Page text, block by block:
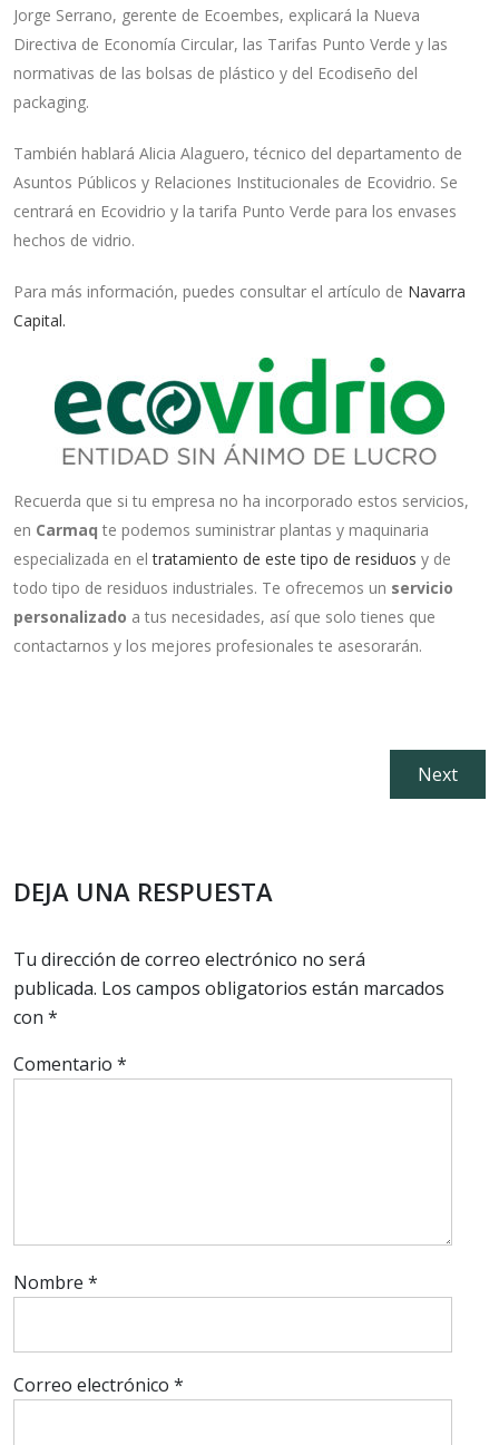
Jorge Serrano, gerente de Ecoembes, explicará la Nueva
Directiva de Economía Circular, las Tarifas Punto Verde y las
normativas de las bolsas de plástico y del Ecodiseño del
packaging.
También hablará Alicia Alaguero, técnico del departamento de
Asuntos Públicos y Relaciones Institucionales de Ecovidrio. Se
centrará en Ecovidrio y la tarifa Punto Verde para los envases
hechos de vidrio.
Para más información, puedes consultar el artículo de Navarra
Capital.
Recuerda que si tu empresa no ha incorporado estos servicios,
en Carmaq te podemos suministrar plantas y maquinaria
especializada en eltratamiento de este tipo de residuos y de
todo tipo de residuos industriales. Te ofrecemos un servicio
personalizado a tus necesidades, así que solo tienes que
contactarnos y los mejores profesionales te asesorarán.
NextNext
post:
DEJA UNA RESPUESTA
Tu dirección de correo electrónico no será
publicada. Los campos obligatorios están marcados
con *
Comentario *
Nombre *
Correo electrónico *